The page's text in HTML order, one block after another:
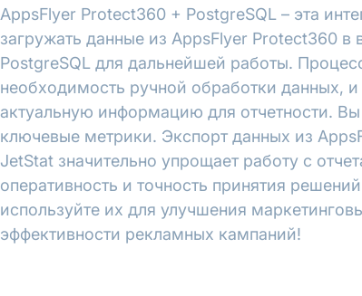
AppsFlyer Protect360 + PostgreSQL – эта
загружать данные из AppsFlyer Protect360 в
PostgreSQL для дальнейшей работы.
необходимость ручной обработки данных, и
актуальную информацию для отчетности.
ключевые метрики. Экспорт данных из
JetStat значительно упрощает работу с
оперативность и точность принятия
используйте их для улучшения
эффективности рекламных кампаний!